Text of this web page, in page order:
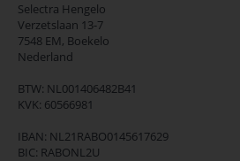
Selectra Hengelo
Verzetslaan 13-7
7548 EM, Boekelo
Nederland
BTW: NL001406482B41
KVK: 60566981
IBAN: NL21RABO0145617629
BIC: RABONL2U